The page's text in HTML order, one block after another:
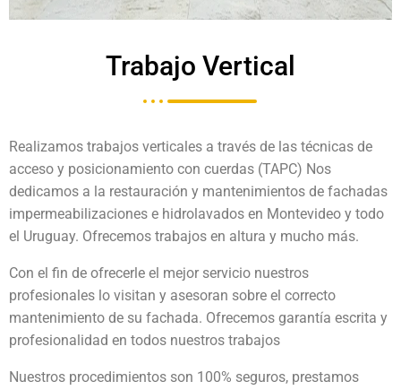
Trabajo Vertical
Realizamos trabajos verticales a través de las técnicas de
acceso y posicionamiento con cuerdas (TAPC) Nos
dedicamos a la restauración y mantenimientos de fachadas
impermeabilizaciones e hidrolavados en Montevideo y todo
el Uruguay. Ofrecemos trabajos en altura y mucho más.
Con el fin de ofrecerle el mejor servicio nuestros
profesionales lo visitan y asesoran sobre el correcto
mantenimiento de su fachada. Ofrecemos garantía escrita y
profesionalidad en todos nuestros trabajos
Nuestros procedimientos son 100% seguros, prestamos